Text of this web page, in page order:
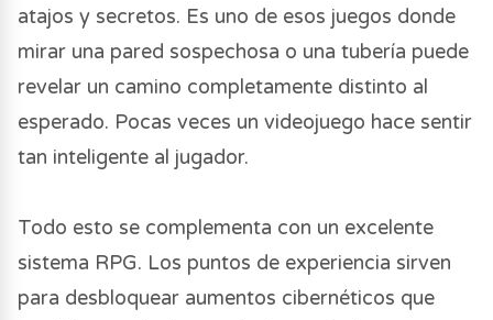
atajos y secretos. Es uno de esos juegos donde
mirar una pared sospechosa o una tubería puede
revelar un camino completamente distinto al
esperado. Pocas veces un videojuego hace sentir
tan inteligente al jugador.
Todo esto se complementa con un excelente
sistema RPG. Los puntos de experiencia sirven
para desbloquear aumentos cibernéticos que